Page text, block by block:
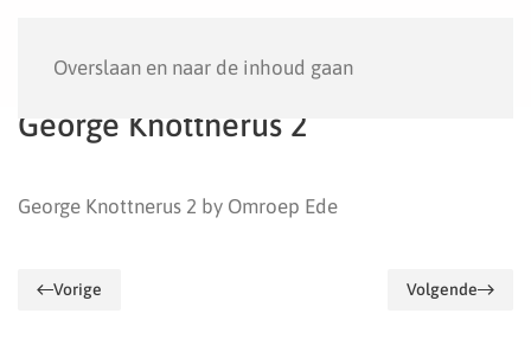
Overslaan en naar de inhoud gaan
George Knottnerus 2
George Knottnerus 2 by Omroep Ede
Vorige Volgende